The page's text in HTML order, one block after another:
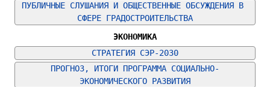
ПУБЛИЧНЫЕ СЛУШАНИЯ И ОБЩЕСТВЕННЫЕ ОБСУЖДЕНИЯ В
СФЕРЕ ГРАДОСТРОИТЕЛЬСТВА
ЭКОНОМИКА
СТРАТЕГИЯ СЭР-2030
ПРОГНОЗ, ИТОГИ ПРОГРАММА СОЦИАЛЬНО-
ЭКОНОМИЧЕСКОГО РАЗВИТИЯ